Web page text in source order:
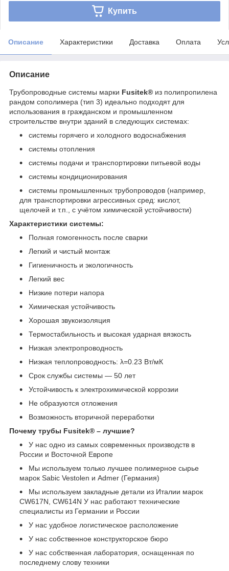
Купить
Описание Характеристики Доставка Оплата
Описание
Трубопроводные системы марки Fusitek® из полипропилена
рандом сополимера (тип 3) идеально подходят для
использования в гражданском и промышленном
строительстве внутри зданий в следующих системах:
системы горячего и холодного водоснабжения
системы отопления
системы подачи и транспортировки питьевой воды
системы кондиционирования
системы промышленных трубопроводов (например,
для транспортировки агрессивных сред: кислот,
щелочей и т.п., с учётом химической устойчивости)
Характеристики системы:
Полная гомогенность после сварки
Легкий и чистый монтаж
Гигиеничность и экологичность
Легкий вес
Низкие потери напора
Химическая устойчивость
Хорошая звукоизоляция
Термостабильность и высокая ударная вязкость
Низкая электропроводность
Низкая теплопроводность: λ=0.23 Вт/мК
Срок службы системы ― 50 лет
Устойчивость к электрохимической коррозии
Не образуются отложения
Возможность вторичной переработки
Почему трубы Fusitek® – лучшие?
У нас одно из самых современных производств в
России и Восточной Европе
Мы используем только лучшее полимерное сырье
марок Sabic Vestolen и Admer (Германия)
Мы используем закладные детали из Италии марок
CW617N, CW614N У нас работают технические
специалисты из Германии и России
У нас удобное логистическое расположение
У нас собственное конструкторское бюро
У нас собственная лаборатория, оснащенная по
последнему слову техники